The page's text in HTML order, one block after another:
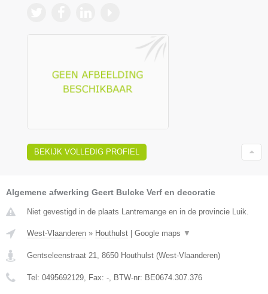
BEKIJK VOLLEDIG PROFIEL
Algemene afwerking Geert Bulcke Verf en decoratie
Niet gevestigd in de plaats Lantremange en in de provincie Luik.
West-Vlaanderen » Houthulst | Google maps ▼
Gentseleenstraat 21 8650 Houthulst (West-Vlaanderen)
Tel: 0495692129 , Fax: - , BTW-nr: BE0674.307.376